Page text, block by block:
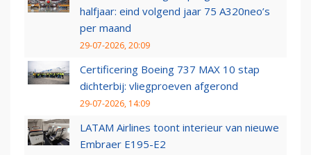
halfjaar: eind volgend jaar 75 A320neo’s
per maand
29-07-2026, 20:09
Certificering Boeing 737 MAX 10 stap
dichterbij: vliegproeven afgerond
29-07-2026, 14:09
LATAM Airlines toont interieur van nieuwe
Embraer E195-E2